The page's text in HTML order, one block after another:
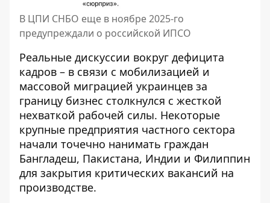
В ЦПИ СНБО еще в ноябре 2025-го
предупреждали о российской ИПСО
Реальные дискуссии вокруг дефицита
кадров – в связи с мобилизацией и
массовой миграцией украинцев за
границу бизнес столкнулся с жесткой
нехваткой рабочей силы. Некоторые
крупные предприятия частного сектора
начали точечно нанимать граждан
Бангладеш, Пакистана, Индии и Филиппин
для закрытия критических вакансий на
производстве.